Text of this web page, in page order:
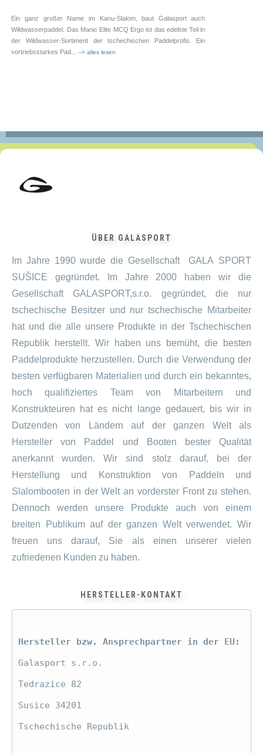
auf
der
Produktseite
gewählt
Ein ganz großer Name im Kanu-Slalom, baut Galasport auch
Wildwasserpaddel. Das Manic Elite MCQ Ergo ist das edelste Teil in
der Wildwasser-Sortiment der tschechischen Paddelprofis. Ein
vortriebsstarkes Pad ... --> alles lesen
Schaumkern ➥ ⓘ
Galasport
688,00 €Preis
war:
630,00€Aktueller
ist:
630,00 €.
zzgl.Versandkosten
Ausführung wählenDieses
Produkt
weist
Varianten
Optionen
können
auf
Produktseite
gewählt
ÜBER GALASPORT
Im Jahre 1990 wurde die Gesellschaft GALA SPORT
SUŠICE gegründet. Im Jahre 2000 haben wir die
Gesellschaft GALASPORT,s.r.o. gegründet, die nur
tschechische Besitzer und nur tschechische Mitarbeiter
hat und die alle unsere Produkte in der Tschechischen
Republik herstellt. Wir haben uns bemüht, die besten
Paddelprodukte herzustellen. Durch die Verwendung der
besten verfügbaren Materialien und durch ein bekanntes,
hoch qualifiziertes Team von Mitarbeitern und
Konstrukteuren hat es nicht lange gedauert, bis wir in
Dutzenden von Ländern auf der ganzen Welt als
Hersteller von Paddel und Booten bester Qualität
anerkannt wurden. Wir sind stolz darauf, bei der
Herstellung und Konstruktion von Paddeln und
Slalombooten in der Welt an vorderster Front zu stehen.
Dennoch werden unsere Produkte auch von einem
breiten Publikum auf der ganzen Welt verwendet. Wir
freuen uns darauf, Sie als einen unserer vielen
zufriedenen Kunden zu haben.
HERSTELLER-KONTAKT
Hersteller bzw. Ansprechpartner in der EU:
Galasport s.r.o.
Tedrazice 82
Susice 34201
Tschechische Republik